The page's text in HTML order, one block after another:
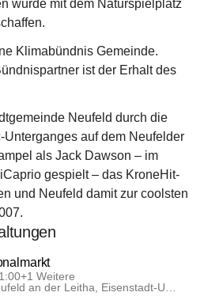
wurde mit dem Naturspielplatz
Klimabündnis Gemeinde.
ist der Erhalt des
Neufeld durch die
auf dem Neufelder
als Jack Dawson – im
gespielt – das KroneHit-
und Neufeld damit zur coolsten
Neufelder Bio- & Regionalmarkt
+1 Weitere